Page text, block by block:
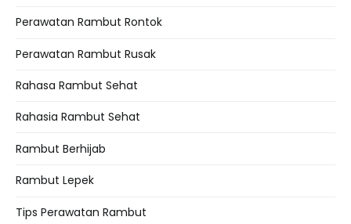
Perawatan Rambut Rontok
Perawatan Rambut Rusak
Rahasa Rambut Sehat
Rahasia Rambut Sehat
Rambut Berhijab
Rambut Lepek
Tips Perawatan Rambut